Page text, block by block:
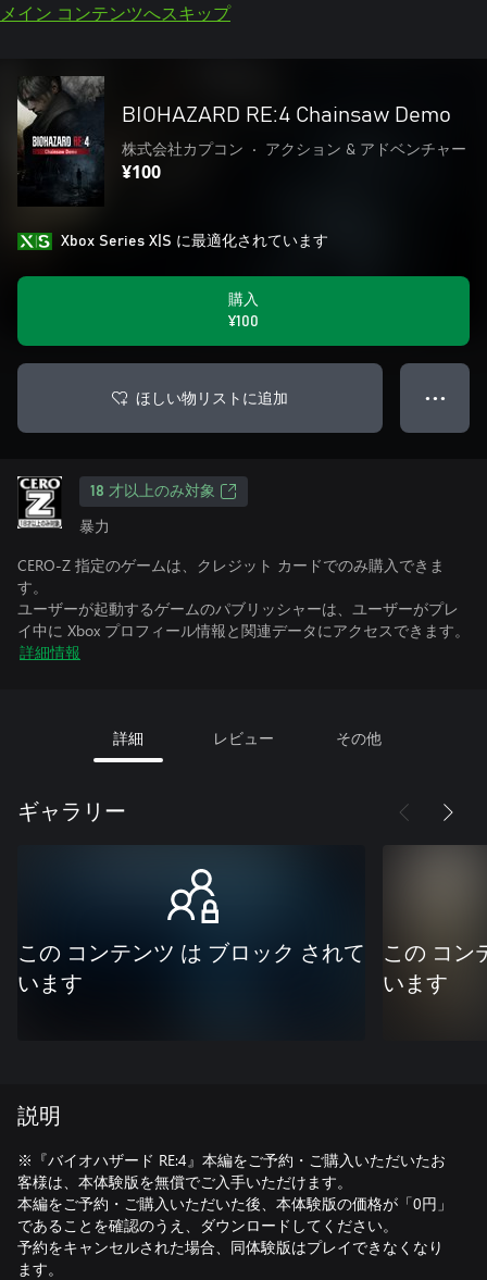
メイン コンテンツへスキップ
BIOHAZARD RE:4 Chainsaw Demo
株式会社カプコン • アクション & アドベンチャー
¥100
Xbox Series X|S に最適化されています
購入
¥100
ほしい物リストに追加 ● ● ●
18 才以上のみ対象
暴力
CERO-Z 指定のゲームは、クレジット カードでのみ購入できま
す。
ユーザーが起動するゲームのパブリッシャーは、ユーザーがプレ
イ中に Xbox プロフィール情報と関連データにアクセスできます。
詳細情報
詳細 レビュー その他
ギャラリー
この コンテンツ は ブロック されて
います
この コン
います
説明
※『バイオハザード RE:4』本編をご予約・ご購入いただいたお
客様は、本体験版を無償でご入手いただけます。
本編をご予約・ご購入いただいた後、本体験版の価格が「0円」
であることを確認のうえ、ダウンロードしてください。
予約をキャンセルされた場合、同体験版はプレイできなくなり
ます。